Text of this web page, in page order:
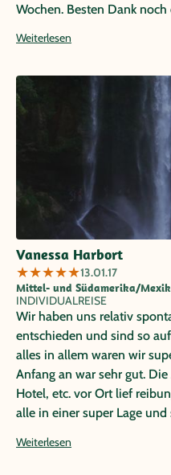
Wochen. Besten Dank
Sascha Feuster
Weiterlesen
Vanessa Harbort
★★★★★13.01.17
Mittel- und Südamerika/
INDIVIDUALREISE
Wir haben uns relativ
entschieden und sind so
alles in allem waren wir
Anfang an war sehr gut.
Hotel, etc. vor Ort lief
alle in einer super Lage
bei Papaya Tours rundum
Weiterlesen